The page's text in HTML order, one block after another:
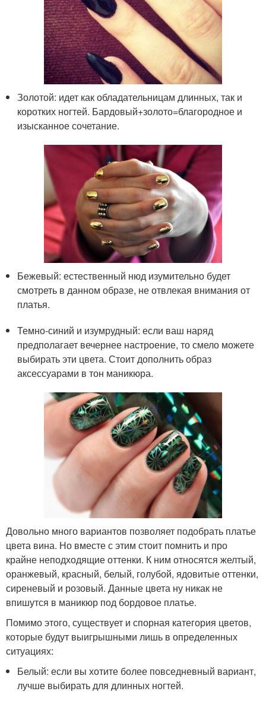
Золотой: идет как обладательницам длинных, так и
коротких ногтей. Бардовый+золото=благородное и
изысканное сочетание.
Бежевый: естественный нюд изумительно будет
смотреть в данном образе, не отвлекая внимания от
платья.
Темно-синий и изумрудный: если ваш наряд
предполагает вечернее настроение, то смело можете
выбирать эти цвета. Стоит дополнить образ
аксессуарами в тон маникюра.
Довольно много вариантов позволяет подобрать платье
цвета вина. Но вместе с этим стоит помнить и про
крайне неподходящие оттенки. К ним относятся желтый,
оранжевый, красный, белый, голубой, ядовитые оттенки,
сиреневый и розовый. Данные цвета ну никак не
впишутся в маникюр под бордовое платье.
Помимо этого, существует и спорная категория цветов,
которые будут выигрышными лишь в определенных
ситуациях:
Белый: если вы хотите более повседневный вариант,
лучше выбирать для длинных ногтей.